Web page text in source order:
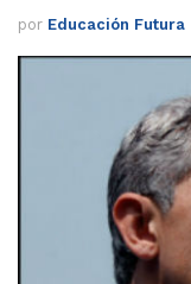
por Educación Futura